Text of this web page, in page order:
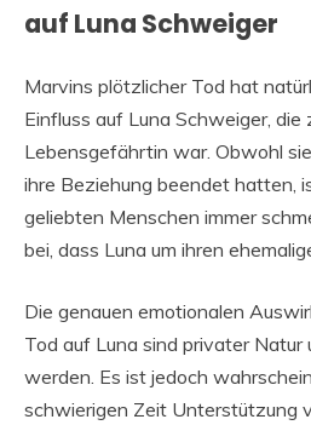
auf Luna Schweiger
Marvins plötzlicher Tod hat
Einfluss auf Luna Schweiger, die
Lebensgefährtin war. Obwohl
ihre Beziehung beendet hatten,
geliebten Menschen immer
bei, dass Luna um ihren
Die genauen emotionalen
Tod auf Luna sind privater
werden. Es ist jedoch
schwierigen Zeit Unterstützung